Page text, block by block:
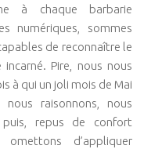
à chaque barbarie
numériques, sommes
de reconnaître le
Pire, nous nous
à qui un joli mois de Mai
raisonnons, nous
puis, repus de confort
d’appliquer